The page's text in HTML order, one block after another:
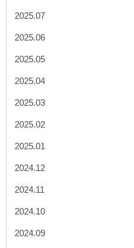
2025.07
2025.06
2025.05
2025.04
2025.03
2025.02
2025.01
2024.12
2024.11
2024.10
2024.09